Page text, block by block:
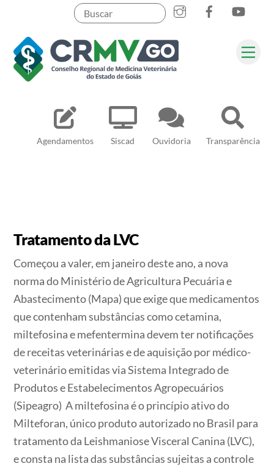
content
Agendamentos Siscad Ouvidoria Transparência
Pesquisar
Tratamento da LVC
Começou a valer, em janeiro deste ano, a nova
norma do Ministério de Agricultura Pecuária e
Abastecimento (Mapa) que exige que medicamentos
que contenham substâncias como cetamina,
miltefosina e mefentermina devem ter notificações
de receitas veterinárias e de aquisição por médico-
veterinário emitidas via Sistema Integrado de
Produtos e Estabelecimentos Agropecuários
(Sipeagro) A miltefosina é o princípio ativo do
Milteforan, único produto autorizado no Brasil para
tratamento da Leishmaniose Visceral Canina (LVC),
e consta na lista das substâncias sujeitas a controle